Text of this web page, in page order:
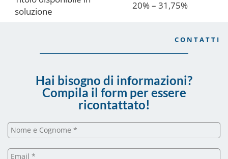
soluzione
20% – 31,75%
CONTATTI
Hai bisogno di informazioni?
Compila il form per essere
ricontattato!